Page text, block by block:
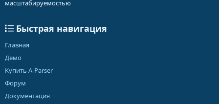
масштабируемостью
Быстрая навигация
Главная
Демо
Купить A-Parser
Форум
Документация